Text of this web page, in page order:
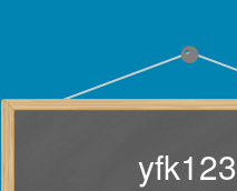
yfk123